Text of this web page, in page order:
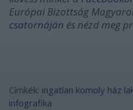
Európai Bizottság
csatornáján és nézd meg
Címkék: ingatlan komoly ház
infografika